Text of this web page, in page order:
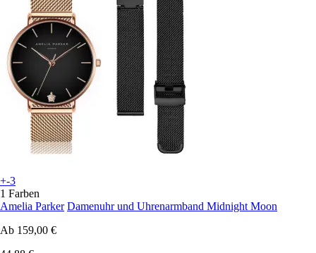
+-3
1 Farben
Amelia Parker Damenuhr und Uhrenarmband Midnight Moon
Ab 159,00 €